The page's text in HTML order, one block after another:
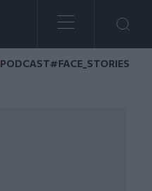
PODCAST#FACE_STORIES